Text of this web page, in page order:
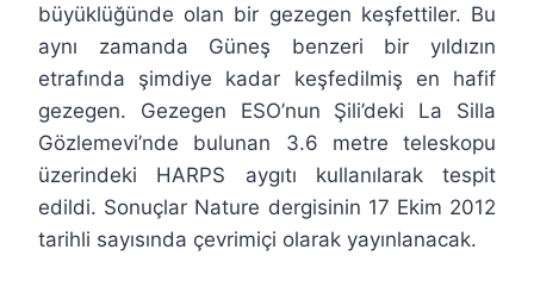
büyüklüğünde olan bir gezegen keşfettiler. Bu
aynı zamanda Güneş benzeri bir yıldızın
etrafında şimdiye kadar keşfedilmiş en hafif
gezegen. Gezegen ESO’nun Şili’deki La Silla
Gözlemevi’nde bulunan 3.6 metre teleskopu
üzerindeki HARPS aygıtı kullanılarak tespit
edildi. Sonuçlar Nature dergisinin 17 Ekim 2012
tarihli sayısında çevrimiçi olarak yayınlanacak.